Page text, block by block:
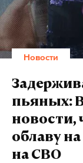
#минюст
Новости
пьяных:
новости,
облаву
на СВО